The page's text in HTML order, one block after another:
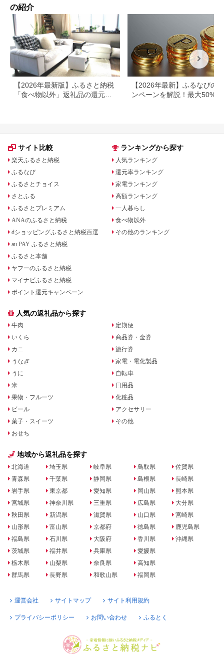
の紹介
【2026年最新版】ふるさと納税
「食べ物以外」返礼品の還元率
【2026年最新】ふるなびの
ンペーンを解説！最大50%還
サイト比較
楽天ふるさと納税
ふるなび
ふるさとチョイス
さとふる
ふるさとプレミアム
ANAのふるさと納税
dショッピングふるさと納税百選
au PAY ふるさと納税
ふるさと本舗
ヤフーのふるさと納税
マイナビふるさと納税
ポイント還元キャンペーン
ランキングから探す
人気ランキング
還元率ランキング
家電ランキング
高額ランキング
一人暮らし
食べ物以外
その他のランキング
人気の返礼品から探す
牛肉
いくら
カニ
うなぎ
うに
米
果物・フルーツ
ビール
菓子・スイーツ
おせち
定期便
商品券・金券
旅行券
家電・電化製品
自転車
日用品
化粧品
アクセサリー
その他
地域から返礼品を探す
北海道
青森県
岩手県
宮城県
秋田県
山形県
福島県
茨城県
栃木県
群馬県
埼玉県
千葉県
東京都
神奈川県
新潟県
富山県
石川県
福井県
山梨県
長野県
岐阜県
静岡県
愛知県
三重県
滋賀県
京都府
大阪府
兵庫県
奈良県
和歌山県
鳥取県
島根県
岡山県
広島県
山口県
徳島県
香川県
愛媛県
高知県
福岡県
佐賀県
長崎県
熊本県
大分県
宮崎県
鹿児島県
沖縄県
運営会社 サイトマップ サイト利用規約
プライバシーポリシー お問い合わせ ふるとく